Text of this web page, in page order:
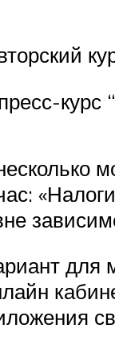
курс
для